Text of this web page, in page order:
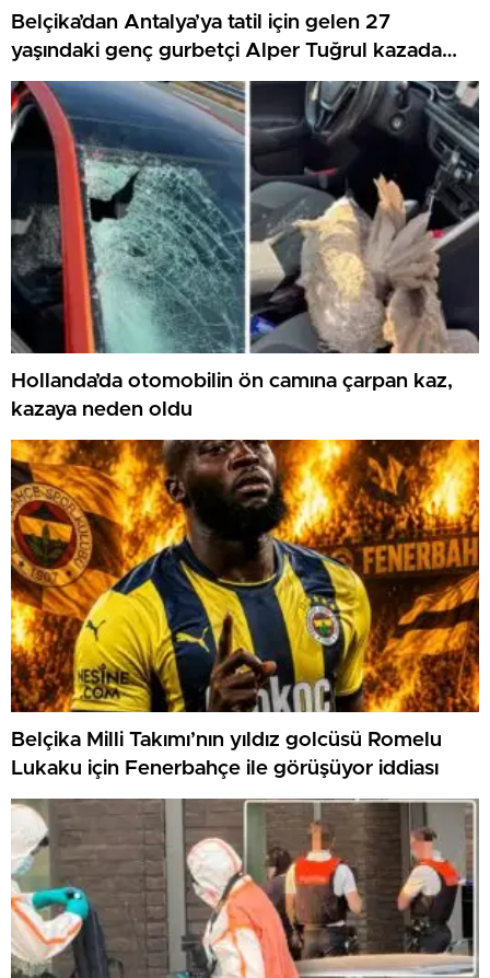
Belçika’dan Antalya’ya tatil için gelen 27
yaşındaki genç gurbetçi Alper Tuğrul kazada
hayatını kaybetti
Hollanda’da otomobilin ön camına çarpan kaz,
kazaya neden oldu
Belçika Milli Takımı’nın yıldız golcüsü Romelu
Lukaku için Fenerbahçe ile görüşüyor iddiası